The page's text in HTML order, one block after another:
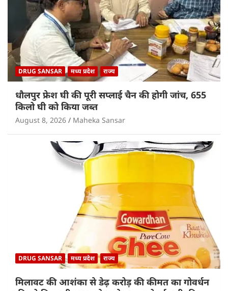
DRUG SANSAR मध्य प्रदेश राज्य
धौलपुर फ्रेश घी की पूरी सप्लाई चैन की होगी जांच, 655
किलो घी को किया जब्त
August 8, 2026 Maheka Sansar
DRUG SANSAR मध्य प्रदेश राज्य
मिलावट की आशंका से डेढ़ करोड़ की कीमत का गोवर्धन